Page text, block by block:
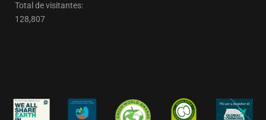
Total de visitantes:
128,807